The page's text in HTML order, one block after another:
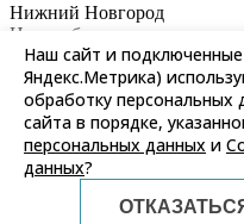
Наш сайт и
Яндекс.Метрика)
обработку
сайта в порядке,
персональных данных и
данных?
Нижний Новгород
Новосибирск
Омск
Пермь
Ростов-на-Дону
Самара
Санкт-Петербург
Саратов
Уфа